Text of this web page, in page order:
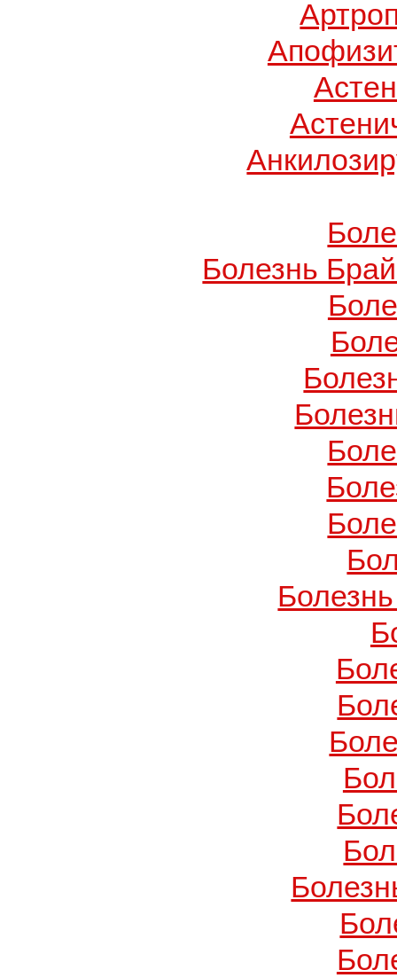
Болезнь